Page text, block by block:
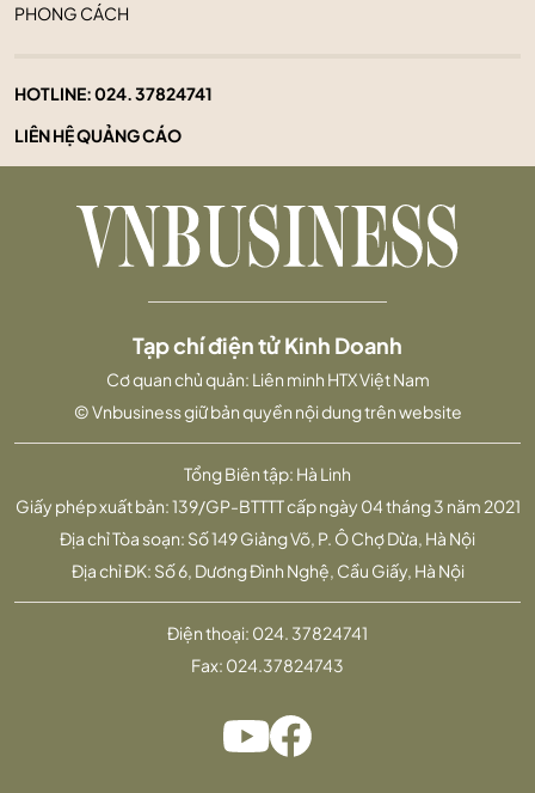
PHONG CÁCH
HOTLINE:024. 37824741
LIÊN HỆ QUẢNG CÁO
Tổng Biên tập: Hà Linh
Giấy phép xuất bản: 139/GP-BTTTT cấp ngày 04 tháng 3 năm 2021
Địa chỉ Tòa soạn: Số 149 Giảng Võ, P. Ô Chợ Dừa, Hà Nội
Địa chỉ ĐK: Số 6, Dương Đình Nghệ, Cầu Giấy, Hà Nội
Tạp chí điện tử Kinh Doanh
Cơ quan chủ quản: Liên minh HTX Việt Nam
© Vnbusiness giữ bản quyền nội dung trên website
Điện thoại: 024. 37824741
Fax: 024.37824743